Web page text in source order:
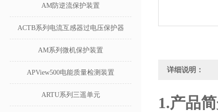
AM防逆流保护装置
ACTB系列电流互感器过电压保护器
AM系列微机保护装置
APView500电能质量检测装置
ARTU系列三遥单元
详细说明：
1.产品